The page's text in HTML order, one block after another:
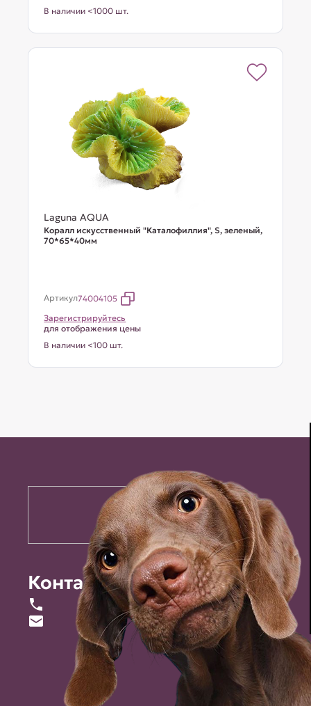
В наличии <1000 шт.
Laguna AQUA
Коралл искусственный "Каталофиллия", S, зеленый,
70*65*40мм
Артикул74004105
Зарегистрируйтесь
для отображения цены
В наличии <100 шт.
Контакты